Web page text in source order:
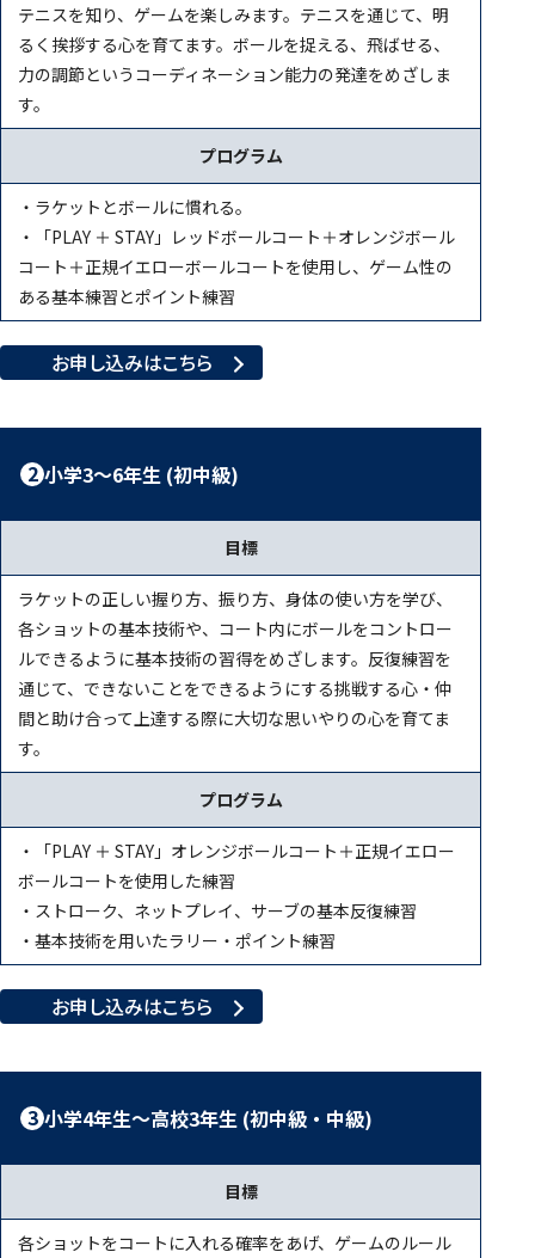
テニスを知り、ゲームを楽しみます。テニスを通じて、明
るく挨拶する心を育てます。ボールを捉える、飛ばせる、
力の調節というコーディネーション能力の発達をめざしま
す。
プログラム
・ラケットとボールに慣れる。
・「PLAY ＋ STAY」レッドボールコート＋オレンジボール
コート＋正規イエローボールコートを使用し、ゲーム性の
ある基本練習とポイント練習
お申し込みはこちら
2 小学3～6年生 (初中級)
目標
ラケットの正しい握り方、振り方、身体の使い方を学び、
各ショットの基本技術や、コート内にボールをコントロー
ルできるように基本技術の習得をめざします。反復練習を
通じて、できないことをできるようにする挑戦する心・仲
間と助け合って上達する際に大切な思いやりの心を育てま
す。
プログラム
・「PLAY ＋ STAY」オレンジボールコート＋正規イエロー
ボールコートを使用した練習
・ストローク、ネットプレイ、サーブの基本反復練習
・基本技術を用いたラリー・ポイント練習
お申し込みはこちら
3 小学4年生～高校3年生 (初中級・中級)
目標
各ショットをコートに入れる確率をあげ、ゲームのルール